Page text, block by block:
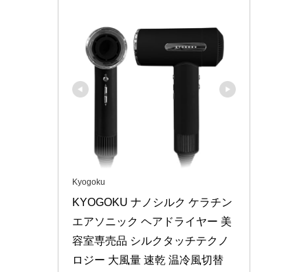
Kyogoku
KYOGOKU ナノシルク ケラチン
エアソニック ヘアドライヤー 美
容室専売品 シルクタッチテクノ
ロジー 大風量 速乾 温冷風切替